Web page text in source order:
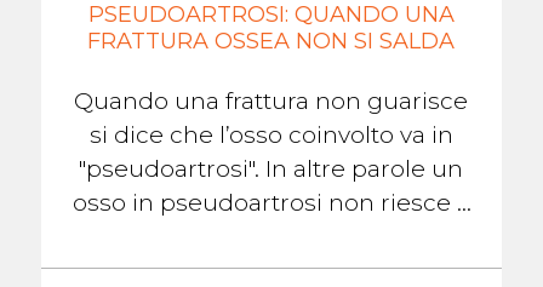
PSEUDOARTROSI: QUANDO UNA
FRATTURA OSSEA NON SI SALDA
Quando una frattura non guarisce
si dice che l’osso coinvolto va in
"pseudoartrosi". In altre parole un
osso in pseudoartrosi non riesce a
...